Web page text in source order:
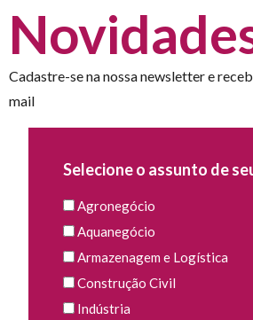
Cadastre-se na nossa newsletter e
mail
Selecione o assunto de
Agronegócio
Aquanegócio
Armazenagem e Logística
Construção Civil
Indústria